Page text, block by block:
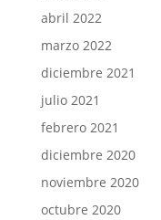
abril 2022
marzo 2022
diciembre 2021
julio 2021
febrero 2021
diciembre 2020
noviembre 2020
octubre 2020